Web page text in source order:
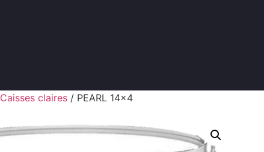
Caisses claires / PEARL 14×4